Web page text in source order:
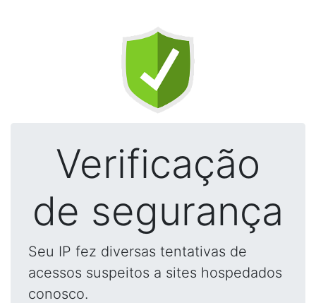
Verificação
de segurança
Seu IP fez diversas tentativas de
acessos suspeitos a sites hospedados
conosco.